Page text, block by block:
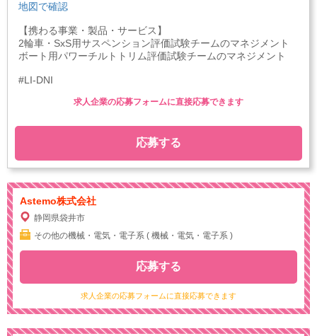
地図で確認
【携わる事業・製品・サービス】
2輪車・SxS用サスペンション評価試験チームのマネジメント
ボート用パワーチルトトリム評価試験チームのマネジメント
#LI-DNI
応募する
求人企業の応募フォームに直接応募できます
Astemo株式会社
静岡県袋井市
その他の機械・電気・電子系 ( 機械・電気・電子系 )
求人企業の応募フォームに直接応募できます
応募する